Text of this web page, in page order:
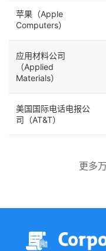
苹果（Apple
Computers）
应用材料公司
（Applied
Materials）
美国国际电话电报公
司（AT&T）
更多